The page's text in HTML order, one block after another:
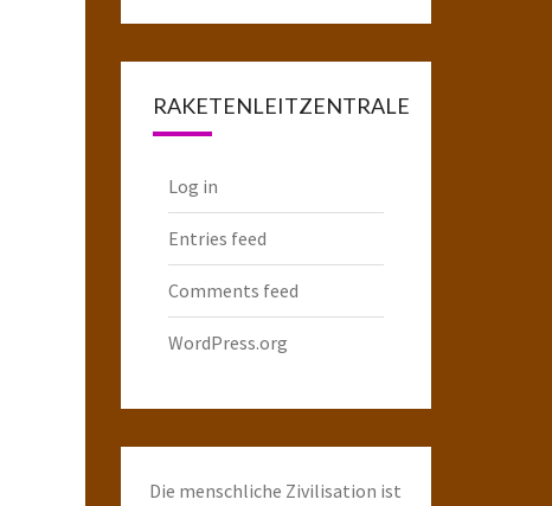
RAKETENLEITZENTRALE
Log in
Entries feed
Comments feed
WordPress.org
Die menschliche Zivilisation ist